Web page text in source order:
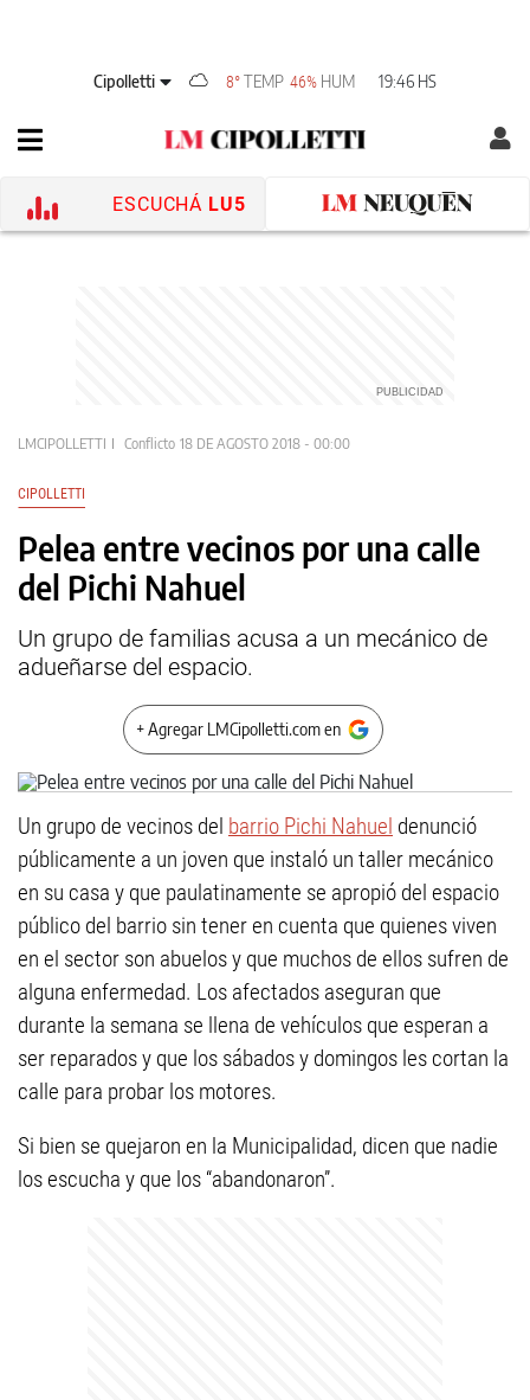
Cipolletti 8°TEMP 46% HUM 19:46 HS
ESCUCHÁ LU5
LMCIPOLLETTI Conflicto 18 DE AGOSTO 2018 - 00:00
CIPOLLETTI
Pelea entre vecinos por una calle
del Pichi Nahuel
Un grupo de familias acusa a un mecánico de
adueñarse del espacio.
+ Agregar LMCipolletti.com en
Un grupo de vecinos del barrio Pichi Nahuel denunció
públicamente a un joven que instaló un taller mecánico
en su casa y que paulatinamente se apropió del espacio
público del barrio sin tener en cuenta que quienes viven
en el sector son abuelos y que muchos de ellos sufren de
alguna enfermedad. Los afectados aseguran que
durante la semana se llena de vehículos que esperan a
ser reparados y que los sábados y domingos les cortan la
calle para probar los motores.
Si bien se quejaron en la Municipalidad, dicen que nadie
los escucha y que los “abandonaron”.